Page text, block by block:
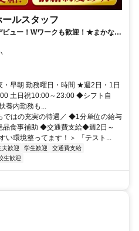
ルスタッフ
ュー！Wワークも歓迎！★まかない
・早朝 勤務曜日・時間 ★週2日・1日
土日祝10:00～23:00 ◆シフト自
養内勤務も...
ではの充実の待遇／ ◆1分単位の給与
食事補助 ◆交通費支給◆週2日～
い環境整ってます！＞ 「テスト...
夫歓迎 学生歓迎
交通費支給
生歓迎